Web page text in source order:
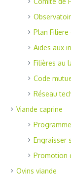
Plan
Aides aux
Filières au
Code
Réseau
Viande caprine
Engraisser
Promotion
Ovins viande